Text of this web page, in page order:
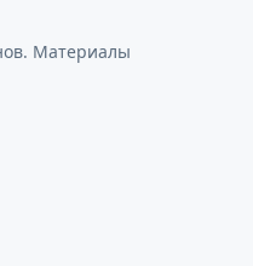
Материалы